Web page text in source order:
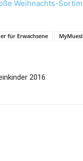
Weihnachts-
für Erwachsene
2016